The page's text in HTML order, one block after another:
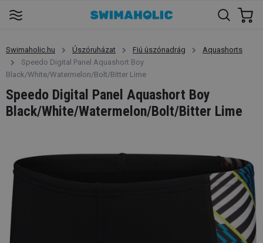
Swimaholic.hu Úszóruházat Fiú úszónadrág
Aquashorts
Speedo Digital Panel Aquashort Boy
Black/White/Watermelon/Bolt/Bitter Lime
Speedo Digital Panel Aquashort Boy
Black/White/Watermelon/Bolt/Bitter Lime